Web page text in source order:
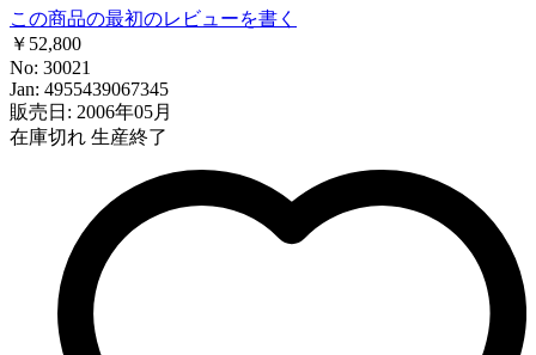
この商品の最初のレビューを書く
￥52,800
No: 30021
Jan: 4955439067345
販売日: 2006年05月
在庫切れ 生産終了